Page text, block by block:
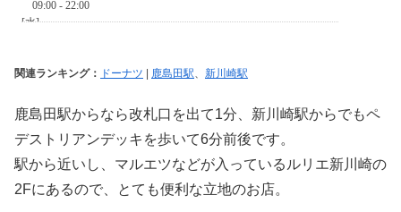
関連ランキング： ドーナツ | 鹿島田駅 新川崎駅
鹿島田駅からなら改札口を出て1分、新川崎駅からでもペ
デストリアンデッキを歩いて6分前後です。
駅から近いし、マルエツなどが入っているルリエ新川崎の
2Fにあるので、とても便利な立地のお店。